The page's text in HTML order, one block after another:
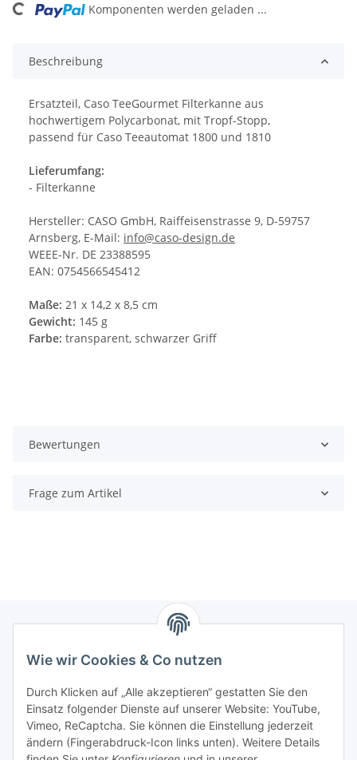
Wie wir Cookies & Co nutzen
Durch Klicken auf „Alle akzeptieren“ gestatten Sie den
Einsatz folgender Dienste auf unserer Website: YouTube,
Vimeo, ReCaptcha. Sie können die Einstellung jederzeit
ändern (Fingerabdruck-Icon links unten). Weitere Details
Komponenten werden geladen ...
Beschreibung
Ersatzteil, Caso TeeGourmet Filterkanne aus
hochwertigem Polycarbonat, mit Tropf-Stopp,
passend für Caso Teeautomat 1800 und 1810
Lieferumfang:
- Filterkanne
Hersteller: CASO GmbH, Raiffeisenstrasse 9, D-59757
Arnsberg, E-Mail: info@caso-design.de
WEEE-Nr. DE 23388595
EAN: 0754566545412
Maße: 21 x 14,2 x 8,5 cm
Gewicht: 145 g
Farbe: transparent, schwarzer Griff
Bewertungen
Frage zum Artikel
Zahlungsmöglichkeiten
Versandinformationen
Gesetzliche Informationen